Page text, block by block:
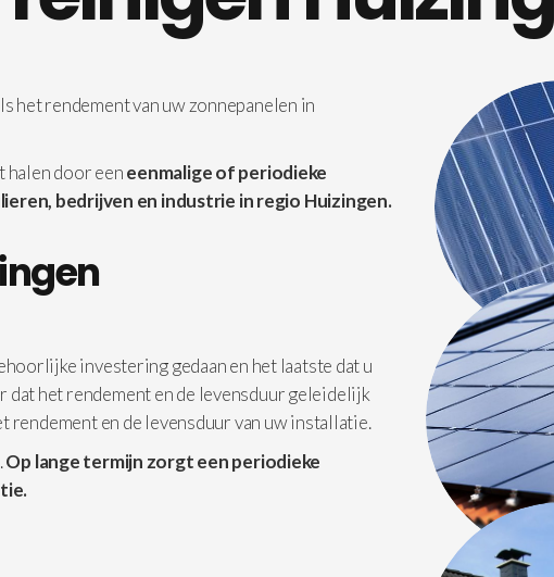
het rendement van uw zonnepanelen in
halen door eeneenmalige of periodieke
bedrijven en industrie inregio Huizingen.
investering gedaan en het laatste dat u
het rendement en de levensduur geleidelijk
rendement en de levensduur van uw installatie.
Op lange termijn zorgt een periodieke